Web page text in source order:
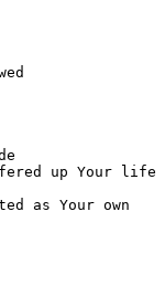
up Your life
as Your own